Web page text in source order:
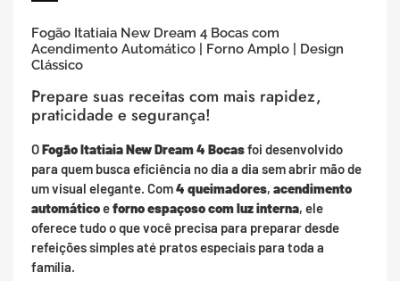
Fogão Itatiaia New Dream 4 Bocas com
Acendimento Automático | Forno Amplo | Design
Clássico
Prepare suas receitas com mais rapidez,
praticidade e segurança!
OFogão Itatiaia New Dream 4 Bocasfoi desenvolvido
para quem busca eficiência no dia a dia sem abrir mão de
um visual elegante. Com4 queimadores, acendimento
automáticoeforno espaçoso com luz interna, ele
oferece tudo o que você precisa para preparar desde
refeições simples até pratos especiais para toda a
família.